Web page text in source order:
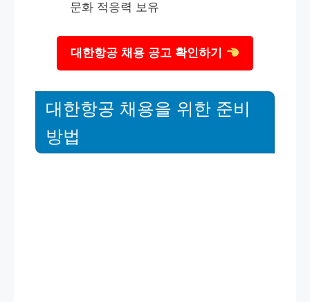
문화 적응력 보유
대한항공 채용 공고 확인하기
대한항공 채용을 위한 준비
방법